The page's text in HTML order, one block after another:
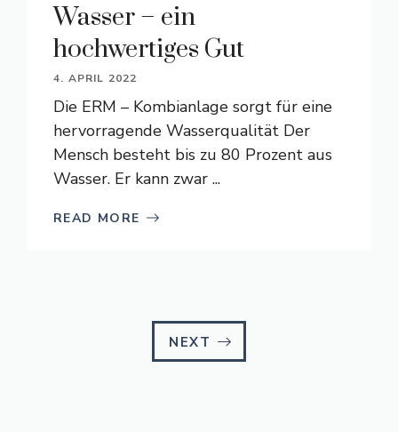
Wasser – ein
hochwertiges Gut
4. APRIL 2022
Die ERM – Kombianlage sorgt für eine
hervorragende Wasserqualität Der
Mensch besteht bis zu 80 Prozent aus
Wasser. Er kann zwar ...
READ MORE
NEXT